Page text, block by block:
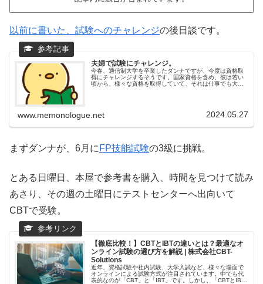
以前に書いた、試験へのチャレンジの後日談です。
夫婦で試験にチャレンジ。
今春、通信制大学を卒業したダンナですが、今度は資格取
得にチャレンジするそうです。国家資格を含め、彼は若い
頃から、様々な資格を取得していて、それは仕事でも大い
www.memonologue.net 2024.05.27
まずダンナが、6月に FP技能試験の3級に挑戦。
とある日曜日、本屋で参考書を購入、時間を見つけて読み
あさり、その週の土曜日にテストセンターへ出向いて
CBTで受験。
【徹底比較！】CBTとIBTの違いとは？最適なオ
ンライン試験の選び方を解説 | 株式会社CBT-
Solutions
近年、資格試験や社内試験、大学入試など、様々な場面で
オンラインによる試験方式が注目されています。中でも代
表的なのが「CBT」と「IBT」です。しかし、「CBTとIBT